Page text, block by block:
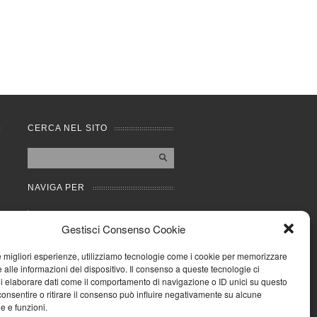
Gestisci Consenso Cookie
migliori esperienze, utilizziamo tecnologie come i cookie per memorizzare
alle informazioni del dispositivo. Il consenso a queste tecnologie ci
elaborare dati come il comportamento di navigazione o ID unici su questo
o ritirare il consenso può influire negativamente su alcune
e funzioni.
CERCA NEL SITO
NAVIGA PER
Mappa completa
Mappa categorie
Privacy Policy
Forum
Iscriviti alla Community
AziendaCondominio